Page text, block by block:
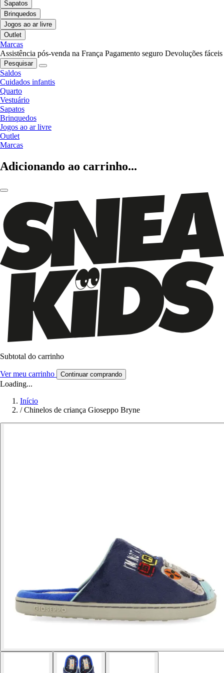
Sapatos
Brinquedos
Jogos ao ar livre
Outlet
Marcas
Assistência pós-venda na França Pagamento seguro Devoluções fáceis
Pesquisar
Saldos
Cuidados infantis
Quarto
Vestuário
Sapatos
Brinquedos
Jogos ao ar livre
Outlet
Marcas
Adicionando ao carrinho...
Subtotal do carrinho
Ver meu carrinho Continuar comprando
Loading...
Início
/ Chinelos de criança Gioseppo Bryne